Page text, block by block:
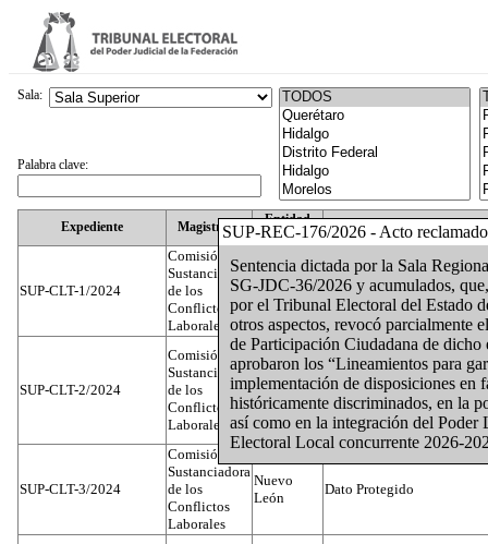
SUP-REC-176/2026 - Acto reclamado
Sentencia dictada por la Sala
SG-JDC-36/2026 y acumulados,
por el Tribunal Electoral del Estado
otros aspectos, revocó parcialmente
de Participación Ciudadana de
aprobaron los “Lineamientos para
implementación de disposiciones en
históricamente discriminados, en la
así como en la integración del
Electoral Local concurrente 2026-
Expediente Magistrado
Entidad
Federativa
SUP-CLT-1/2024
Comisión
Sustanciadora
de los
Conflictos
Laborales
Federal Juan José Serrato Velasco
SUP-CLT-2/2024
Comisión
Sustanciadora
de los
Conflictos
Laborales
Federal José Luis Muñoz Zambrano
SUP-CLT-3/2024
Comisión
Sustanciadora
de los
Conflictos
Laborales
Nuevo
León
Dato Protegido
Sala:
Palabra clave: